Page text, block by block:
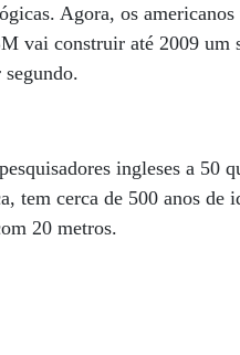
Agora, os
vai construir até 2009 um
ingleses a 50
tem cerca de 500 anos de
20 metros.